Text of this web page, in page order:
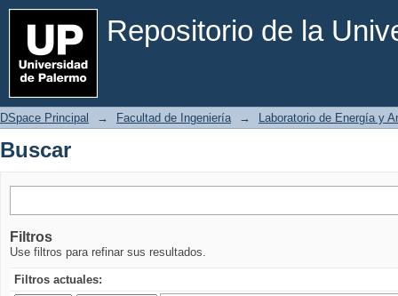
Repositorio de la
Buscar
DSpace Principal → Facultad de Ingeniería → Laboratorio de Energía y
Buscar
Filtros
Use filtros para refinar sus resultados.
Filtros actuales: